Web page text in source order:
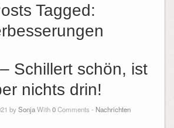
Tagged:
Schillert schön, ist
nichts drin!
bySonjaWith0Comments - Nachrichten